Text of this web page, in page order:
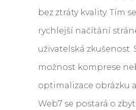
bez ztráty kvality. Tím
rychlejší načítání
uživatelská zkušenost.
možnost komprese
optimalizace obrázku
Web7 se postará o